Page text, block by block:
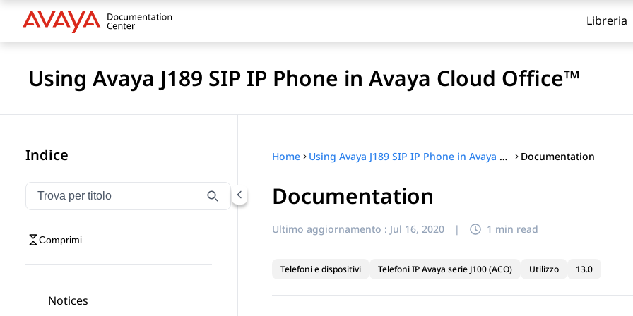
Libreria
Using Avaya J189 SIP IP Phone in Avaya Cloud Office™
Indice
Filtra la navigazione per titolo
Digitare per filtrare gli elementi di navigazione per titolo
Comprimi
Notices
Home Using Avaya J189 SIP IP Phone in Avaya Cloud Office™ Documentation
Documentation
Ultimo aggiornamento : Jul 16, 2020 | 1 min read
Telefoni e dispositivi Telefoni IP Avaya serie J100 (ACO) Utilizzo 13.0